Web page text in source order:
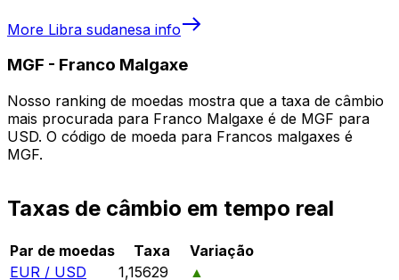
More Libra sudanesa info
MGF - Franco Malgaxe
Nosso ranking de moedas mostra que a taxa de câmbio
mais procurada para Franco Malgaxe é de MGF para
USD. O código de moeda para Francos malgaxes é
MGF.
Taxas de câmbio em tempo real
Par de moedas Taxa
Variação
EUR / USD
1,15629
▲